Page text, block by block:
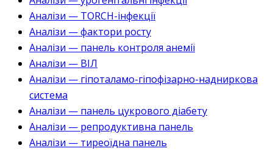
Аналізи — TORCH-інфекції
Аналізи — фактори росту
Аналізи — панель контроля анемії
Аналізи — ВІЛ
Аналізи — гіпоталамо-гіпофізарно-надниркова
система
Аналізи — панель цукрового діабету
Аналізи — репродуктивна панель
Аналізи — тиреоїдна панель